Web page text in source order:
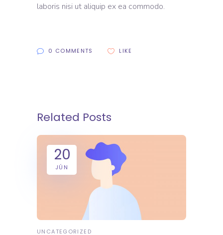
laboris nisi ut aliquip ex ea commodo.
0 COMMENTS LIKE
Related Posts
20
JÚN
UNCATEGORIZED